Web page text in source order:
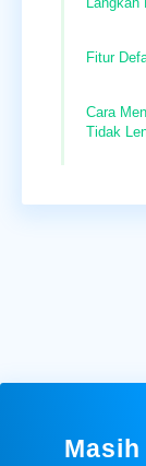
Fitur
Cara
Tidak